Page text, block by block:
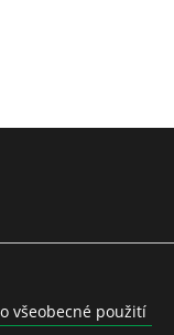
všeobecné použití